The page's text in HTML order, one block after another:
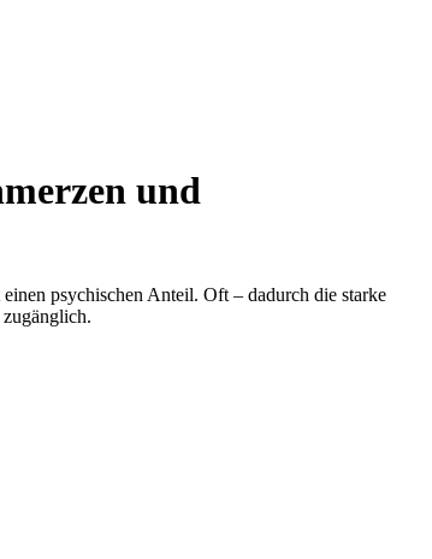
und
psychischen Anteil. Oft – dadurch die starke